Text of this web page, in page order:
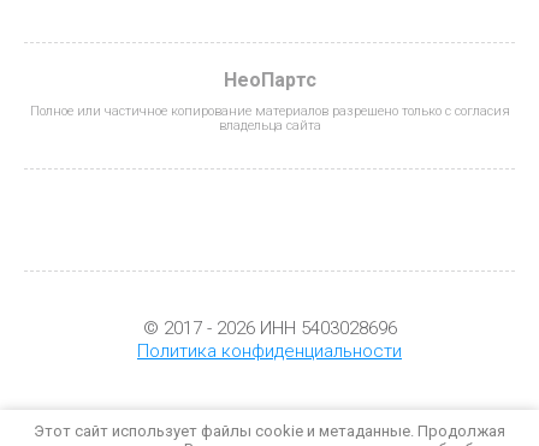
НеоПартс
Полное или частичное копирование материалов разрешено только с согласия
владельца сайта
© 2017 - 2026 ИНН 5403028696
Политика конфиденциальности
Этот сайт использует файлы cookie и метаданные. Продолжая